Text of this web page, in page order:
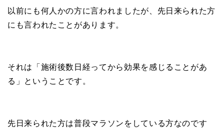
以前にも何人かの方に言われましたが、先日来られた方
にも言われたことがあります。
それは「施術後数日経ってから効果を感じることがあ
る」ということです。
先日来られた方は普段マラソンをしている方なのです